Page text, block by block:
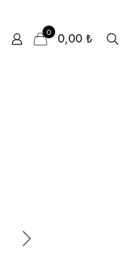
0 0,00 ₺